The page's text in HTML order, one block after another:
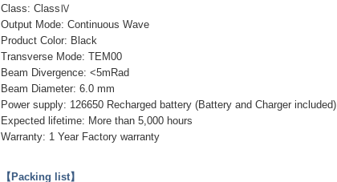
Class: ClassⅣ
Output Mode: Continuous Wave
Product Color: Black
Transverse Mode: TEM00
Beam Divergence: <5mRad
Beam Diameter: 6.0 mm
Power supply: 126650 Recharged battery (Battery and Charger included)
Expected lifetime: More than 5,000 hours
Warranty: 1 Year Factory warranty
【Packing list】